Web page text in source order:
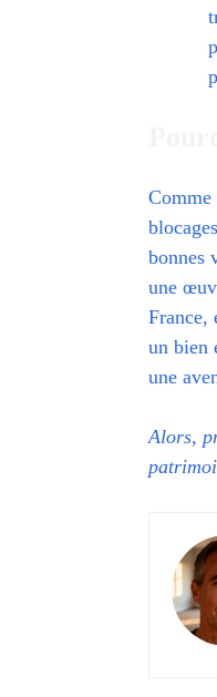
Comme
bonnes
une
France,
un bien
une
Alors,